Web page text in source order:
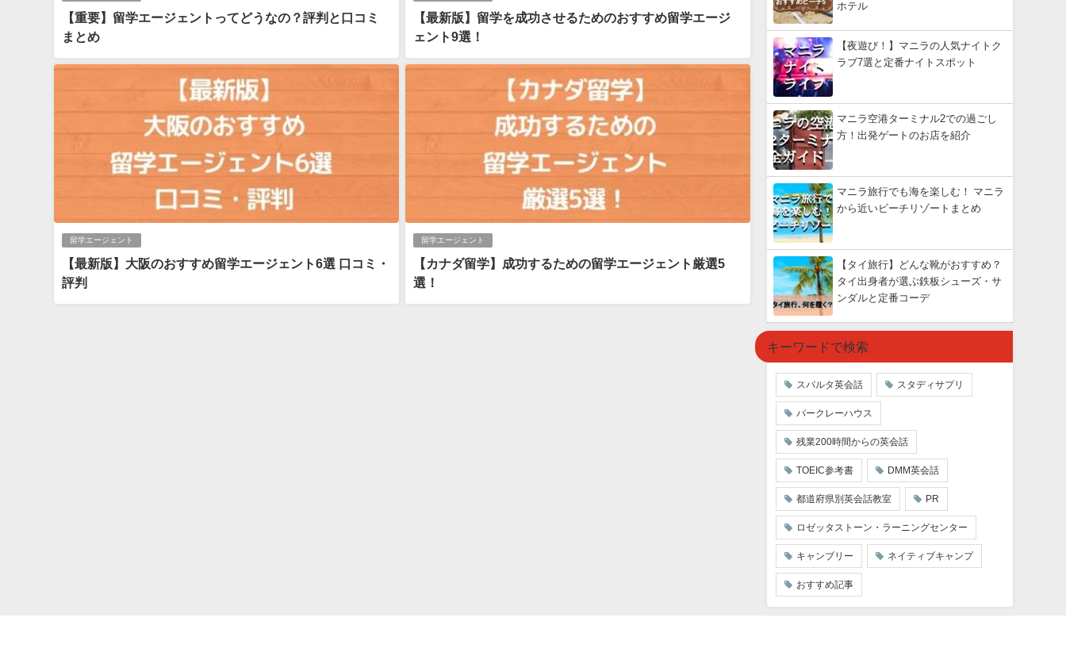
【重要】留学エージェントってどうなの？評判と口コミ
まとめ
【最新版】留学を成功させるためのおすすめ留学エージ
ェント9選！
留学エージェント
【最新版】大阪のおすすめ留学エージェント6選 口コミ・
評判
留学エージェント
【カナダ留学】成功するための留学エージェント厳選5
選！
ホテル
【夜遊び！】マニラの人気ナイトク
ラブ7選と定番ナイトスポット
マニラ空港ターミナル2での過ごし
方！出発ゲートのお店を紹介
マニラ旅行でも海を楽しむ！ マニラ
から近いビーチリゾートまとめ
【タイ旅行】どんな靴がおすすめ？
タイ出身者が選ぶ鉄板シューズ・サ
ンダルと定番コーデ
キーワードで検索
スパルタ英会話 スタディサプリ
バークレーハウス
残業200時間からの英会話
TOEIC参考書 DMM英会話
都道府県別英会話教室 PR
ロゼッタストーン・ラーニングセンター
キャンブリー ネイティブキャンプ
おすすめ記事